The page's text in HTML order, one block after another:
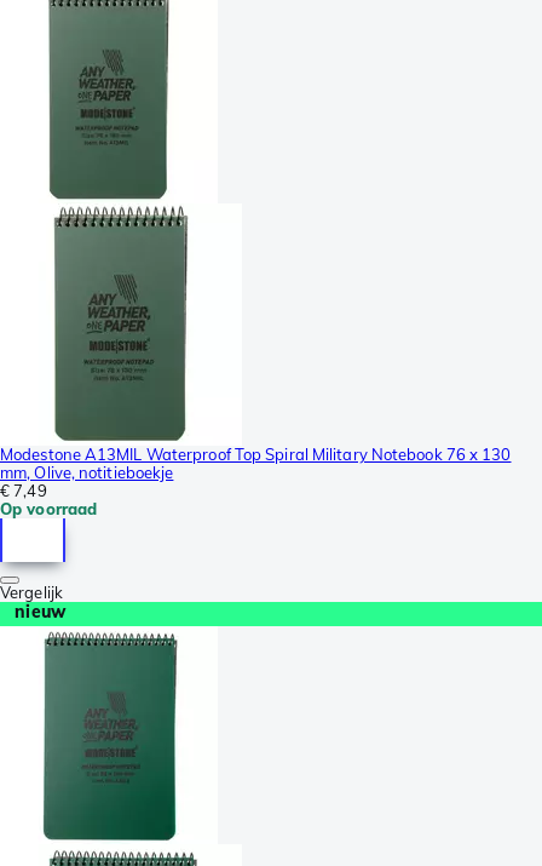
Modestone A13MIL Waterproof Top Spiral Military Notebook 76 x 130
mm, Olive, notitieboekje
€ 7,49
Op voorraad
Vergelijk
nieuw